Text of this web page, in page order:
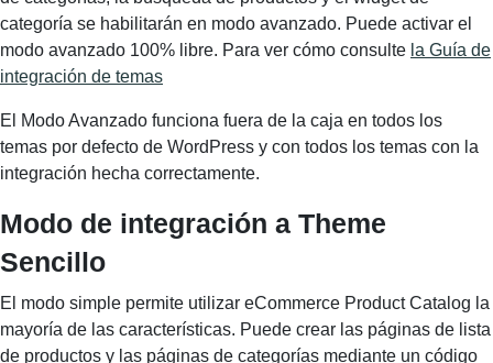
categoría se habilitarán en modo avanzado. Puede activar el
modo avanzado 100% libre. Para ver cómo consulte la Guía de
integración de temas
El Modo Avanzado funciona fuera de la caja en todos los
temas por defecto de WordPress y con todos los temas con la
integración hecha correctamente.
Modo de integración a Theme
Sencillo
El modo simple permite utilizar eCommerce Product Catalog la
mayoría de las características. Puede crear las páginas de lista
de productos y las páginas de categorías mediante un código